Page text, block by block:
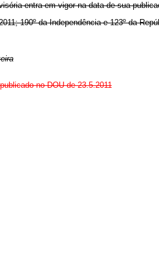
entra em vigor na data de sua
190º da Independência e 123º da
no DOU de 23.5.2011